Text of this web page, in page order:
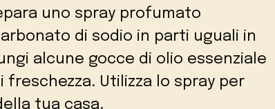
uno spray profumato
di sodio in parti uguali in
alcune gocce di olio essenziale
Utilizza lo spray per
tua casa.